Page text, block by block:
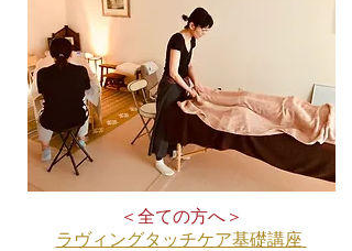
＜全ての方へ＞
ラヴィングタッチケア基礎講座